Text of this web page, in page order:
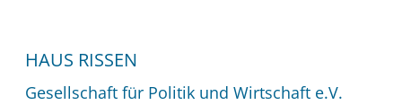
HAUS RISSEN
Gesellschaft für Politik und Wirtschaft e.V.